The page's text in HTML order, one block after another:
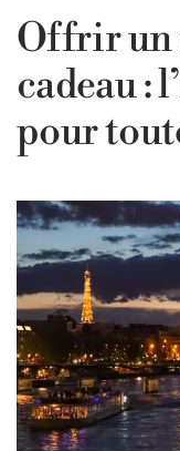
Offrir un
cadeau :
pour